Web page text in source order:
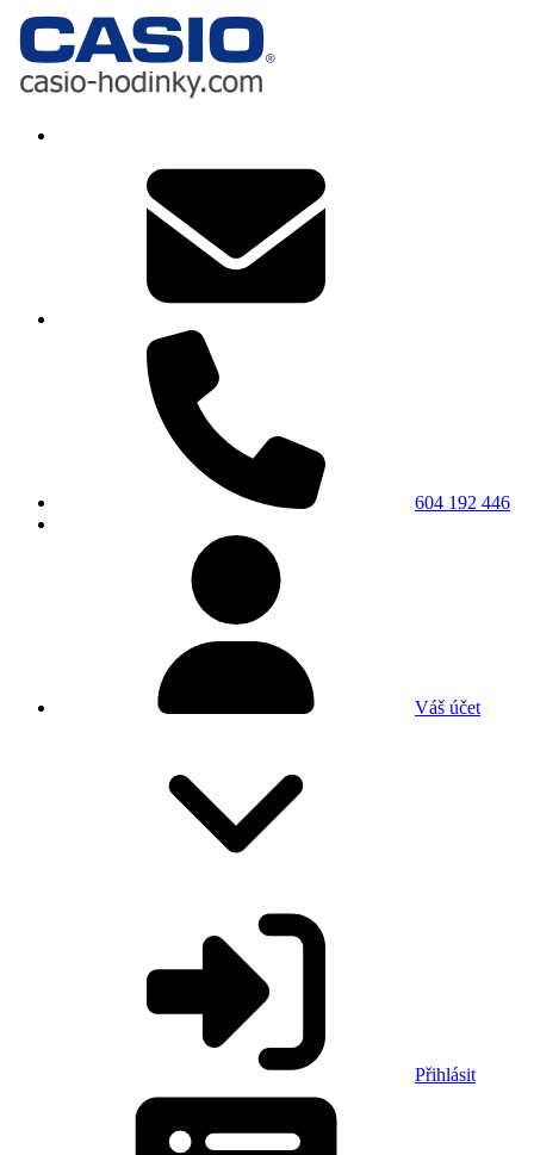
604 192 446
Váš účet
Přihlásit